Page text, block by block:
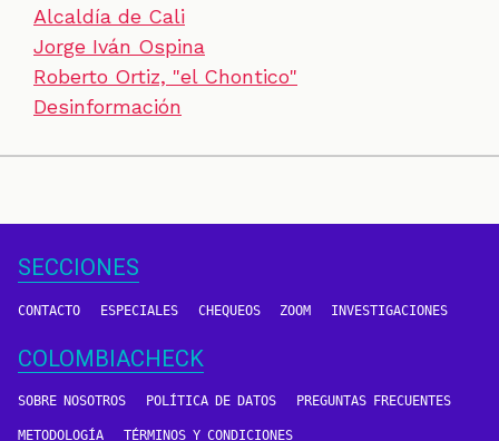
Alcaldía de Cali
Jorge Iván Ospina
Roberto Ortiz, "el Chontico"
Desinformación
SECCIONES
CONTACTO ESPECIALES CHEQUEOS ZOOM INVESTIGACIONES
COLOMBIACHECK
SOBRE NOSOTROS POLÍTICA DE DATOS PREGUNTAS FRECUENTES
METODOLOGÍA TÉRMINOS Y CONDICIONES